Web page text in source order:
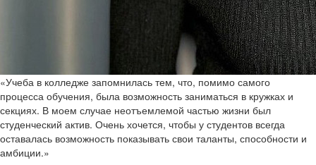
«Учеба в колледже запомнилась тем, что, помимо самого
процесса обучения, была возможность заниматься в кружках и
секциях. В моем случае неотъемлемой частью жизни был
студенческий актив. Очень хочется, чтобы у студентов всегда
оставалась возможность показывать свои таланты, способности и
амбиции.»